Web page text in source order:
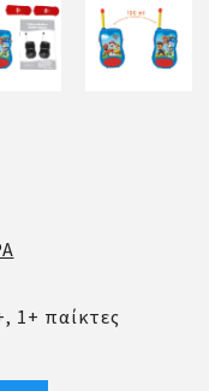
1+ παίκτες